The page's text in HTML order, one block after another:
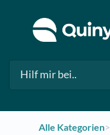
Alle Kategorien​>​